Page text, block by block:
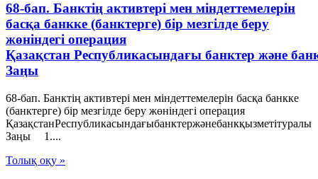
68-бап. Банктің активтері мен міндеттемелерін
басқа банкке (банктерге) бір мезгілде беру
жөніндегі операция
Қазақстан Республикасындағы банктер және
Заңы
68-бап. Банктің активтері мен міндеттемелерін басқа банкке
(банктерге) бір мезгілде беру жөніндегі операция
ҚазақстанРеспубликасындағыбанктержәнебанкқызметітуралы
Заңы 1....
Толық оқу »